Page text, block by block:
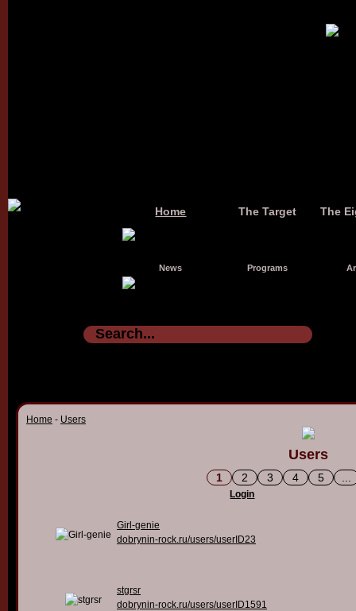
Home The Target The
News Programs
Home - Users
Users
1 2 3 4 5
Login
Girl-genie
dobrynin-rock.ru/users/userID23
stgrsr
dobrynin-rock.ru/users/userID1591